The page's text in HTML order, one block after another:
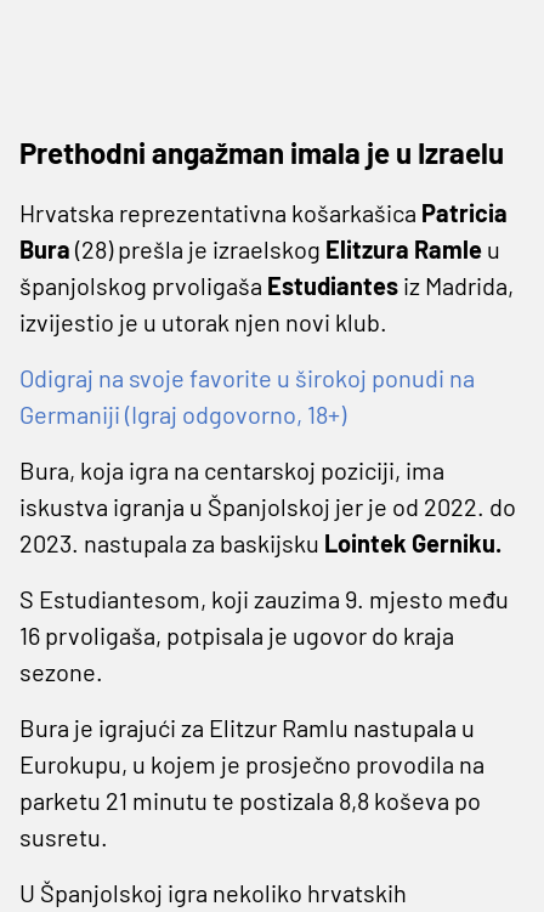
Prethodni angažman imala je u Izraelu
Hrvatska reprezentativna košarkašica Patricia
Bura (28) prešla je izraelskog Elitzura Ramle u
španjolskog prvoligaša Estudiantes iz Madrida,
izvijestio je u utorak njen novi klub.
Odigraj na svoje favorite u širokoj ponudi na
Germaniji (Igraj odgovorno, 18+)
Bura, koja igra na centarskoj poziciji, ima
iskustva igranja u Španjolskoj jer je od 2022. do
2023. nastupala za baskijsku Lointek Gerniku.
S Estudiantesom, koji zauzima 9. mjesto među
16 prvoligaša, potpisala je ugovor do kraja
sezone.
Bura je igrajući za Elitzur Ramlu nastupala u
Eurokupu, u kojem je prosječno provodila na
parketu 21 minutu te postizala 8,8 koševa po
susretu.
U Španjolskoj igra nekoliko hrvatskih